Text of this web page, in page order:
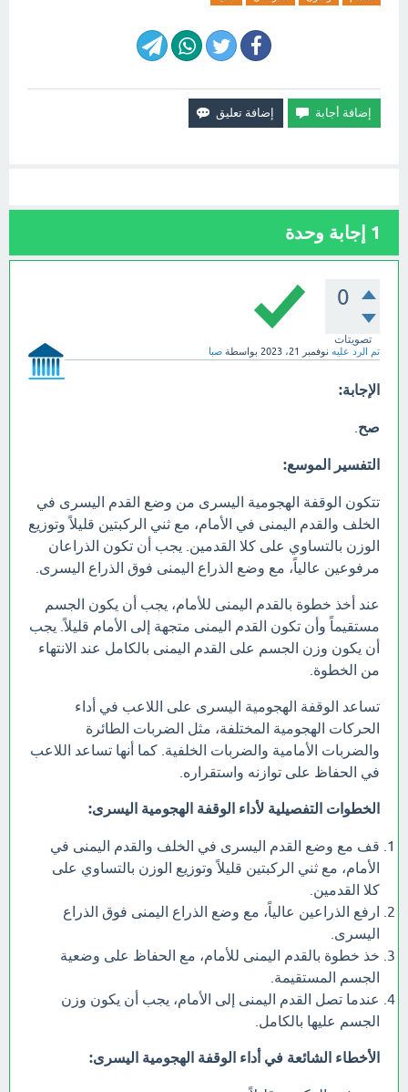
1 إجابة وحدة
0
تصويتات
تم الرد عليه نوفمبر 21، 2023 بواسطة صبا
الإجابة:
صح
التفسير الموسع:
تتكون الوقفة الهجومية اليسرى من وضع القدم اليسرى في
الخلف والقدم اليمنى في الأمام، مع ثني الركبتين قليلاً وتوزيع
الوزن بالتساوي على كلا القدمين. يجب أن تكون الذراعان
مرفوعين عالياً، مع وضع الذراع اليمنى فوق الذراع اليسرى.
عند أخذ خطوة بالقدم اليمنى للأمام، يجب أن يكون الجسم
مستقيماً وأن تكون القدم اليمنى متجهة إلى الأمام قليلاً. يجب
أن يكون وزن الجسم على القدم اليمنى بالكامل عند الانتهاء
من الخطوة.
تساعد الوقفة الهجومية اليسرى على اللاعب في أداء
الحركات الهجومية المختلفة، مثل الضربات الطائرة
والضربات الأمامية والضربات الخلفية. كما أنها تساعد اللاعب
في الحفاظ على توازنه واستقراره.
الخطوات التفصيلية لأداء الوقفة الهجومية اليسرى:
قف مع وضع القدم اليسرى في الخلف والقدم اليمنى في
الأمام، مع ثني الركبتين قليلاً وتوزيع الوزن بالتساوي على
كلا القدمين.
ارفع الذراعين عالياً، مع وضع الذراع اليمنى فوق الذراع
اليسرى.
خذ خطوة بالقدم اليمنى للأمام، مع الحفاظ على وضعية
الجسم المستقيمة.
عندما تصل القدم اليمنى إلى الأمام، يجب أن يكون وزن
الجسم عليها بالكامل.
الأخطاء الشائعة في أداء الوقفة الهجومية اليسرى: